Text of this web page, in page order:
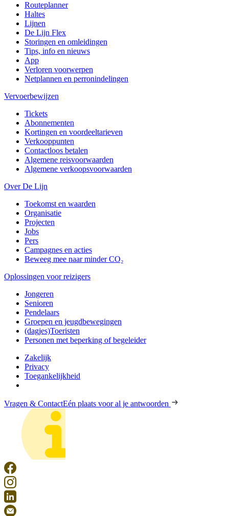
Routeplanner
Haltes
Lijnen
De Lijn Flex
Storingen en omleidingen
Tips, info en nieuws
App
Verloren voorwerpen
Netplannen en perronindelingen
Vervoerbewijzen
Tickets
Abonnementen
Kortingen en voordeeltarieven
Verkooppunten
Contactloos betalen
Algemene reisvoorwaarden
Algemene verkoopsvoorwaarden
Over De Lijn
Toekomst en waarden
Organisatie
Projecten
Jobs
Pers
Campagnes en acties
Beweeg mee naar minder CO₂
Oplossingen voor reizigers
Jongeren
Senioren
Pendelaars
Groepen en jeugdbewegingen
(dagjes)Toeristen
Personen met beperking of begeleider
Zakelijk
Privacy
Toegankelijkheid
Vragen & ContactEén plaats voor al je antwoorden